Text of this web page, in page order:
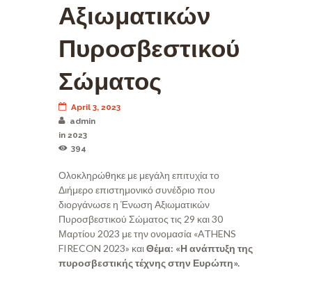
Αξιωματικών
Πυροσβεστικού
Σώματος
April 3, 2023
admin
in 2023
394
Ολοκληρώθηκε με μεγάλη επιτυχία το
Διήμερο επιστημονικό συνέδριο που
διοργάνωσε η Ένωση Αξιωματικών
Πυροσβεστικού Σώματος τις 29 και 30
Μαρτίου 2023 με την ονομασία «ATHENS
FIRECON 2023» καιΘέμα: «Η ανάπτυξη της
πυροσβεστικής τέχνης στην Ευρώπη».